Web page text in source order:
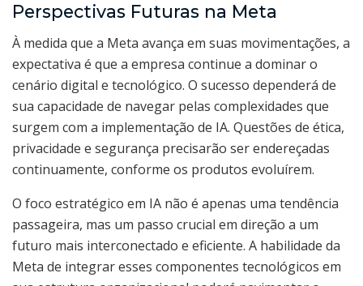
Perspectivas Futuras na Meta
À medida que a Meta avança em suas movimentações, a
expectativa é que a empresa continue a dominar o
cenário digital e tecnológico. O sucesso dependerá de
sua capacidade de navegar pelas complexidades que
surgem com a implementação de IA. Questões de ética,
privacidade e segurança precisarão ser endereçadas
continuamente, conforme os produtos evoluírem.
O foco estratégico em IA não é apenas uma tendência
passageira, mas um passo crucial em direção a um
futuro mais interconectado e eficiente. A habilidade da
Meta de integrar esses componentes tecnológicos em